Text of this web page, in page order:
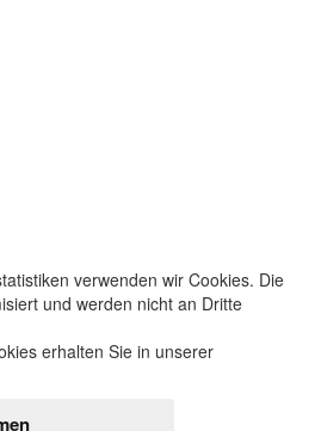
verwenden wir Cookies. Die
und werden nicht an Dritte
erhalten Sie in unserer